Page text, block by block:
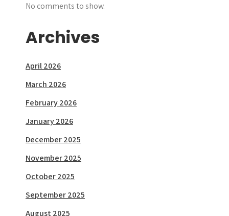
No comments to show.
Archives
April 2026
March 2026
February 2026
January 2026
December 2025
November 2025
October 2025
September 2025
August 2025